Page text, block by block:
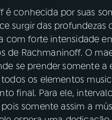
é conhecida por suas
surgir das profundezas
com forte intensidade
de Rachmaninoff. O
se prender somente a
os elementos
final. Para ele,
somente assim a